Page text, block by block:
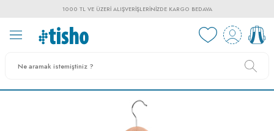
1000 TL VE ÜZERI ALIŞVERIŞLERINIZDE KARGO BEDAVA